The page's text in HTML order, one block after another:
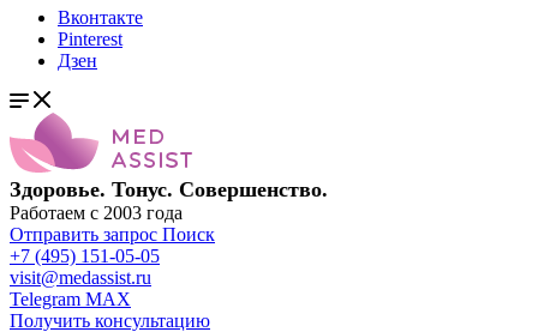
Вконтакте
Pinterest
Дзен
Здоровье. Тонус. Совершенство.
Работаем с 2003 года
Отправить запрос Поиск
+7 (495) 151-05-05
visit@medassist.ru
Telegram MAX
Получить консультацию